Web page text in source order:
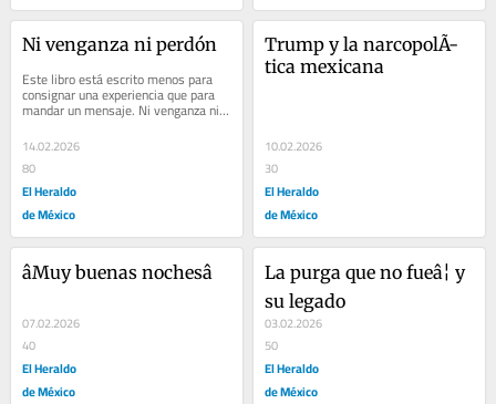
Ni venganza ni perdón
Este libro está escrito menos para
consignar una experiencia que para
mandar un mensaje. Ni venganza ni
perdón (Planeta, 2025), de Julio
Scherer y...
14.02.2026
80
El Heraldo
de México
Trump y la narcopolÃ­
tica mexicana
10.02.2026
30
El Heraldo
de México
âMuy buenas nochesâ
07.02.2026
40
El Heraldo
de México
La purga que no fueâ¦ y
su legado
03.02.2026
50
El Heraldo
de México